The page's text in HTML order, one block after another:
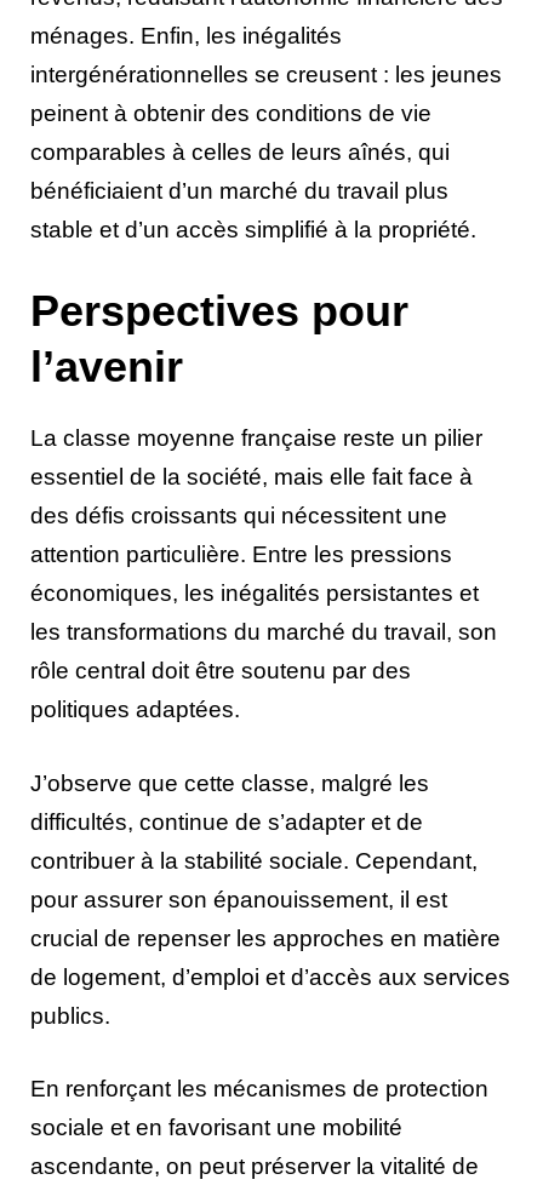
ménages. Enfin, les inégalités
intergénérationnelles se creusent : les jeunes
peinent à obtenir des conditions de vie
comparables à celles de leurs aînés, qui
bénéficiaient d’un marché du travail plus
stable et d’un accès simplifié à la propriété.
Perspectives pour
l’avenir
La classe moyenne française reste un pilier
essentiel de la société, mais elle fait face à
des défis croissants qui nécessitent une
attention particulière. Entre les pressions
économiques, les inégalités persistantes et
les transformations du marché du travail, son
rôle central doit être soutenu par des
politiques adaptées.
J’observe que cette classe, malgré les
difficultés, continue de s’adapter et de
contribuer à la stabilité sociale. Cependant,
pour assurer son épanouissement, il est
crucial de repenser les approches en matière
de logement, d’emploi et d’accès aux services
publics.
En renforçant les mécanismes de protection
sociale et en favorisant une mobilité
ascendante, on peut préserver la vitalité de